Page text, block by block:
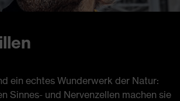
ein echtes Wunderwerk der Natur:
Sinnes- und Nervenzellen machen sie